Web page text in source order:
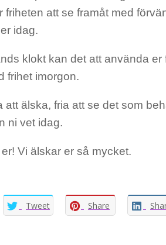
friheten att se framåt med
idag.
klokt kan det att använda er
frihet imorgon.
att älska, fria att se det som
ni vet idag.
Vi älskar er så mycket.
Tweet Share